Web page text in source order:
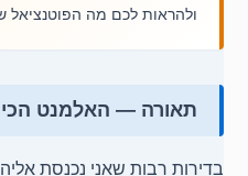
ולהראות לכם מה הפוטנציאל
תאורה — האלמנט הכי
בדירות רבות שאני נכנסת